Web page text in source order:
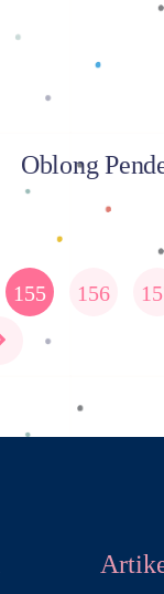
Oblong
155 156